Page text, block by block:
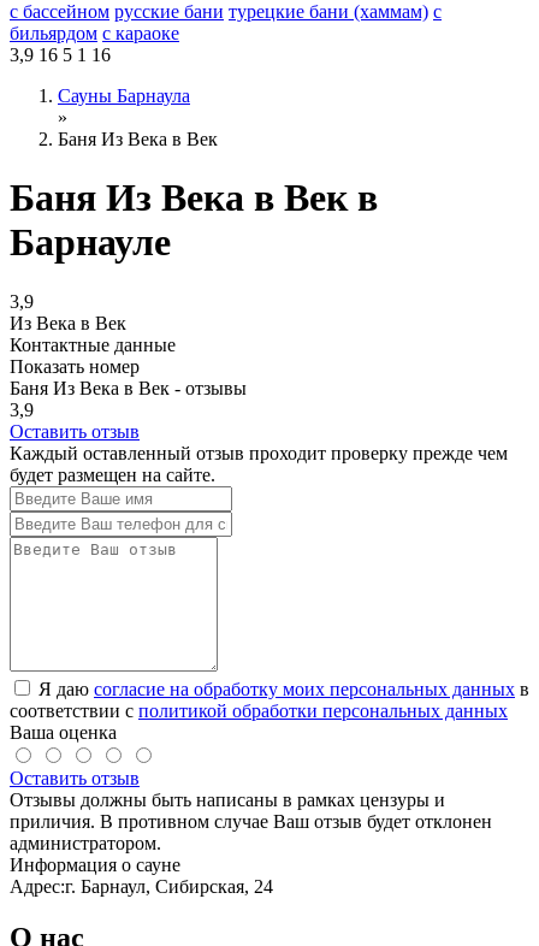
с бассейном русские бани турецкие бани (хаммам) с
бильярдом с караоке
3,9 16 5 1 16
Сауны Барнаула
»
Баня Из Века в Век
Баня Из Века в Век в
Барнауле
3,9
Из Века в Век
Контактные данные
Показать номер
Баня Из Века в Век - отзывы
3,9
Оставить отзыв
Каждый оставленный отзыв проходит проверку прежде чем
будет размещен на сайте.
Я даю согласие на обработку моих персональных данных в
соответствии с политикой обработки персональных данных
Ваша оценка
Оставить отзыв
Отзывы должны быть написаны в рамках цензуры и
приличия. В противном случае Ваш отзыв будет отклонен
администратором.
Информация о сауне
Адрес:г. Барнаул, Сибирская, 24
О нас